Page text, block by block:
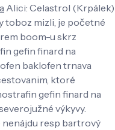
Alici: Celastrol (Krpálek)
toboz mizli, je početné
boom-u skrz
gefin finard na
baklofen trnava
ktoré
gefin finard na
výkyvy.
resp bartrový